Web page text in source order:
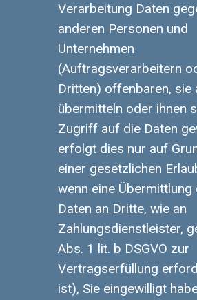
Verarbeitung Daten
anderen Personen und
Unternehmen
(Auftragsverarbeitern
Dritten) offenbaren, sie
übermitteln oder ihnen
Zugriff auf die Daten
erfolgt dies nur auf
einer gesetzlichen
wenn eine Übermittlung
Daten an Dritte, wie an
Zahlungsdienstleister,
Abs. 1 lit. b DSGVO zur
Vertragserfüllung
ist), Sie eingewilligt